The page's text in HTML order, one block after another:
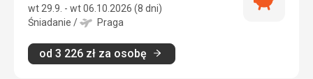
wt 29.9. - wt 06.10.2026 (8 dni)
Śniadanie / Praga
od 3 226 zł za osobę
Najlepsza